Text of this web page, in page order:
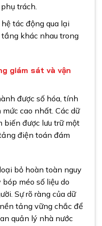
trách.
tác động qua lại
khác nhau trong
giám sát và vận
được số hóa, tính
cao nhất. Các dữ
biến được lưu trữ một
điện toán đám
bỏ hoàn toàn nguy
méo số liệu do
Sự rõ ràng của dữ
tảng vững chắc để
quản lý nhà nước